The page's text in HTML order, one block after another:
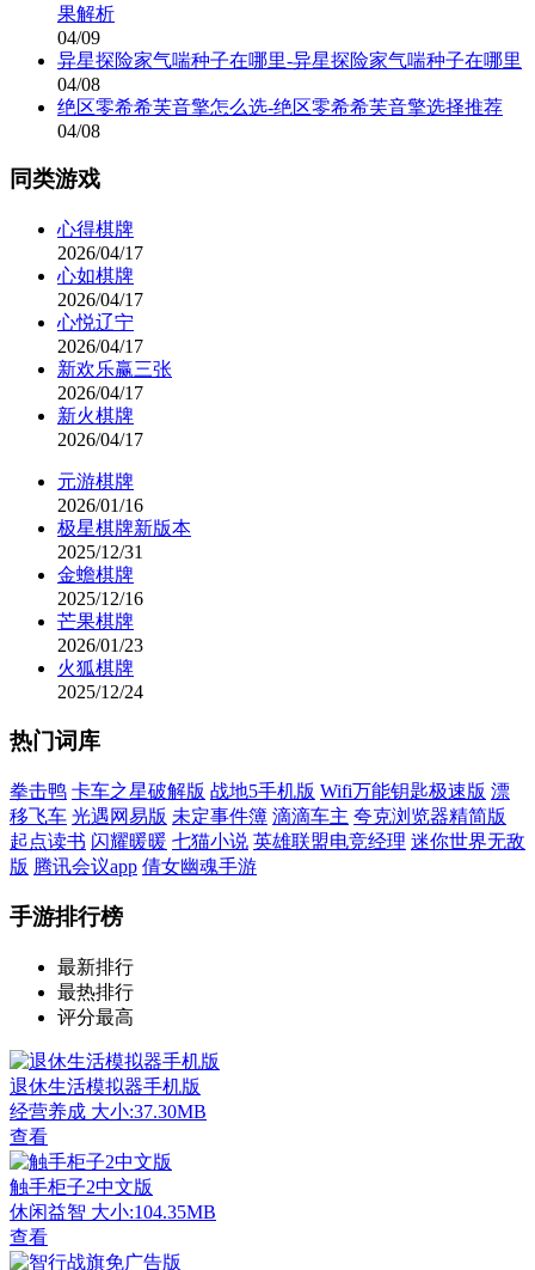
果解析
04/09
异星探险家气喘种子在哪里-异星探险家气喘种子在哪里
04/08
绝区零希希芙音擎怎么选-绝区零希希芙音擎选择推荐
04/08
同类游戏
心得棋牌
2026/04/17
心如棋牌
2026/04/17
心悦辽宁
2026/04/17
新欢乐赢三张
2026/04/17
新火棋牌
2026/04/17
元游棋牌
2026/01/16
极星棋牌新版本
2025/12/31
金蟾棋牌
2025/12/16
芒果棋牌
2026/01/23
火狐棋牌
2025/12/24
热门词库
拳击鸭 卡车之星破解版 战地5手机版 Wifi万能钥匙极速版 漂
移飞车 光遇网易版 未定事件簿 滴滴车主 夸克浏览器精简版
起点读书 闪耀暖暖 七猫小说 英雄联盟电竞经理 迷你世界无敌
版 腾讯会议app 倩女幽魂手游
手游排行榜
最新排行
最热排行
评分最高
退休生活模拟器手机版
经营养成 大小:37.30MB
查看
触手柜子2中文版
休闲益智 大小:104.35MB
查看